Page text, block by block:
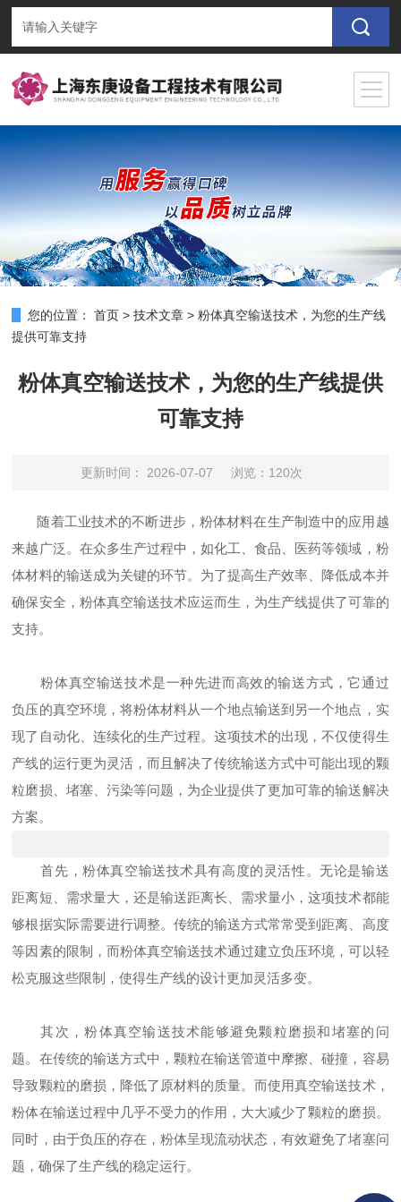
您的位置： 首页 >技术文章 >粉体真空输送技术，为您的生产线
提供可靠支持
粉体真空输送技术，为您的生产线提供
可靠支持
更新时间： 2026-07-07 浏览：120次
随着工业技术的不断进步，粉体材料在生产制造中的应用越
来越广泛。在众多生产过程中，如化工、食品、医药等领域，粉
体材料的输送成为关键的环节。为了提高生产效率、降低成本并
确保安全，粉体真空输送技术应运而生，为生产线提供了可靠的
支持。
粉体真空输送技术是一种先进而高效的输送方式，它通过
负压的真空环境，将粉体材料从一个地点输送到另一个地点，实
现了自动化、连续化的生产过程。这项技术的出现，不仅使得生
产线的运行更为灵活，而且解决了传统输送方式中可能出现的颗
粒磨损、堵塞、污染等问题，为企业提供了更加可靠的输送解决
方案。
首先，粉体真空输送技术具有高度的灵活性。无论是输送
距离短、需求量大，还是输送距离长、需求量小，这项技术都能
够根据实际需要进行调整。传统的输送方式常常受到距离、高度
等因素的限制，而粉体真空输送技术通过建立负压环境，可以轻
松克服这些限制，使得生产线的设计更加灵活多变。
其次，粉体真空输送技术能够避免颗粒磨损和堵塞的问
题。在传统的输送方式中，颗粒在输送管道中摩擦、碰撞，容易
导致颗粒的磨损，降低了原材料的质量。而使用真空输送技术，
粉体在输送过程中几乎不受力的作用，大大减少了颗粒的磨损。
同时，由于负压的存在，粉体呈现流动状态，有效避免了堵塞问
题，确保了生产线的稳定运行。